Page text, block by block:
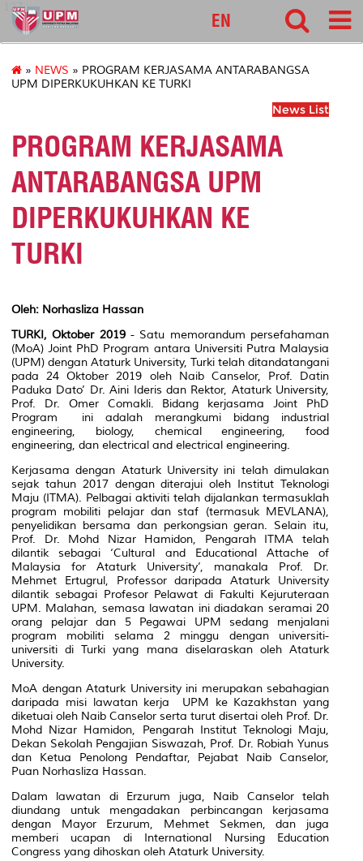
127
EN
» NEWS » PROGRAM KERJASAMA ANTARABANGSA
UPM DIPERKUKUHKAN KE TURKI
News List
PROGRAM KERJASAMA
ANTARABANGSA UPM
DIPERKUKUHKAN KE
TURKI
Oleh: Norhasliza Hassan
TURKI, Oktober 2019- Satu memorandum persefahaman
(MoA)Joint PhD Program antara Universiti Putra Malaysia
(UPM) dengan Ataturk University, Turki telah ditandatangani
pada 24 Oktober 2019 oleh Naib Canselor, Prof. Datin
Paduka Dato’ Dr. Aini Ideris dan Rektor, Ataturk University,
Prof. Dr. Omer Comakli. Bidang kerjasamaJoint PhD
Program ini adalah merangkumi bidang industrial
engineering, biology, chemical engineering, food
engineering, dan electrical and electrical engineering.
Kerjasama dengan Ataturk University ini telah dimulakan
sejak tahun 2017 dengan diterajui oleh Institut Teknologi
Maju (ITMA). Pelbagai aktiviti telah dijalankan termasuklah
program mobiliti pelajar dan staf (termasuk MEVLANA),
penyelidikan bersama dan perkongsian geran. Selain itu,
Prof. Dr. Mohd Nizar Hamidon, Pengarah ITMA telah
dilantik sebagai ‘Cultural and Educational Attache of
Malaysia for Ataturk University’, manakala Prof. Dr.
Mehmet Ertugrul, Professor daripada Ataturk University
dilantik sebagai Profesor Pelawat di Fakulti Kejuruteraan
UPM. Malahan, semasa lawatan ini diadakan seramai 20
orang pelajar dan 5 Pegawai UPM sedang menjalani
program mobiliti selama 2 minggu dengan universiti-
universiti di Turki yang mana diselaraskan oleh Ataturk
University.
MoA dengan Ataturk University ini merupakan sebahagian
daripada misi lawatan kerja UPM ke Kazakhstan yang
diketuai oleh Naib Canselor serta turut disertai oleh Prof. Dr.
Mohd Nizar Hamidon, Pengarah Institut Teknologi Maju,
Dekan Sekolah Pengajian Siswazah, Prof. Dr. Robiah Yunus
dan Ketua Penolong Pendaftar, Pejabat Naib Canselor,
Puan Norhasliza Hassan.
Dalam lawatan di Erzurum juga, Naib Canselor telah
diundang untuk mengadakan perbincangan kerjasama
dengan Mayor Erzurum, Mehmet Sekmen, dan juga
memberi ucapan di International Nursing Education
Congress yang dihoskan oleh Ataturk University.